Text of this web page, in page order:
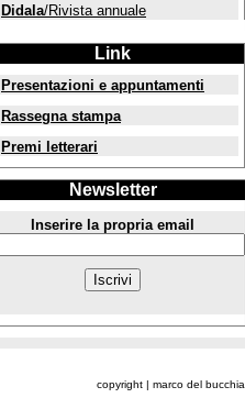
Didala/Rivista annuale
Link
Presentazioni e appuntamenti
Rassegna stampa
Premi letterari
Newsletter
Inserire la propria email
copyright | marco del bucchia